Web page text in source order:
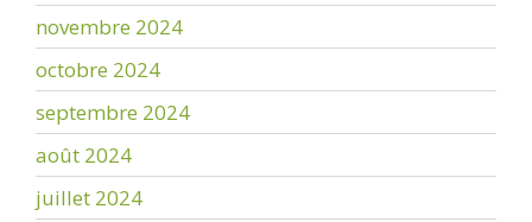
novembre 2024
octobre 2024
septembre 2024
août 2024
juillet 2024